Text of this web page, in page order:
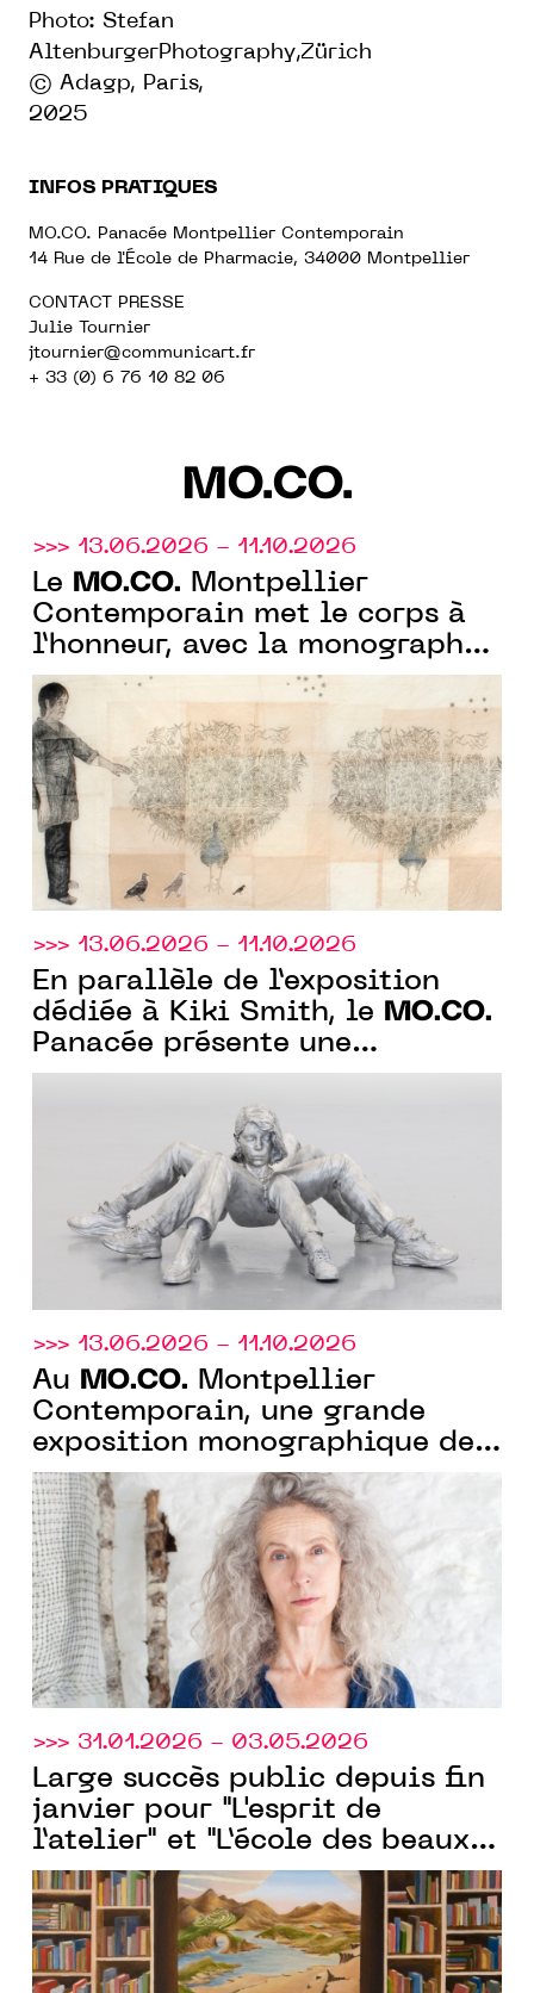
Photo: Stefan
AltenburgerPhotography,Zürich
© Adagp, Paris,
2025
INFOS PRATIQUES
MO.CO. Panacée Montpellier Contemporain
14 Rue de l'École de Pharmacie, 34000 Montpellier
CONTACT PRESSE
Julie Tournier
jtournier@communicart.fr
+ 33 (0) 6 76 10 82 06
MO.CO.
>>> 13.06.2026 - 11.10.2026
Le MO.CO. Montpellier
Contemporain met le corps à
l’honneur, avec la monographie
de Kiki Smith et avec
l'exposition collective "À fleur
de peau"
>>> 13.06.2026 - 11.10.2026
En parallèle de l’exposition
dédiée à Kiki Smith, le MO.CO.
Panacée présente une
exposition collection « A fleur
de peau » sur la monstruosité
>>> 13.06.2026 - 11.10.2026
Au MO.CO. Montpellier
Contemporain, une grande
exposition monographique de
Kiki Smith pour ses 40 ans de
carrière artistique
>>> 31.01.2026 - 03.05.2026
Large succès public depuis fin
janvier pour "L'esprit de
l’atelier" et "L’école des beaux-
arts de Montpellier", les deux
expositions portées par le
MO.CO.